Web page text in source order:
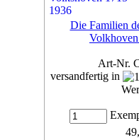
Die Familien
Art-Nr.
versandfertig in